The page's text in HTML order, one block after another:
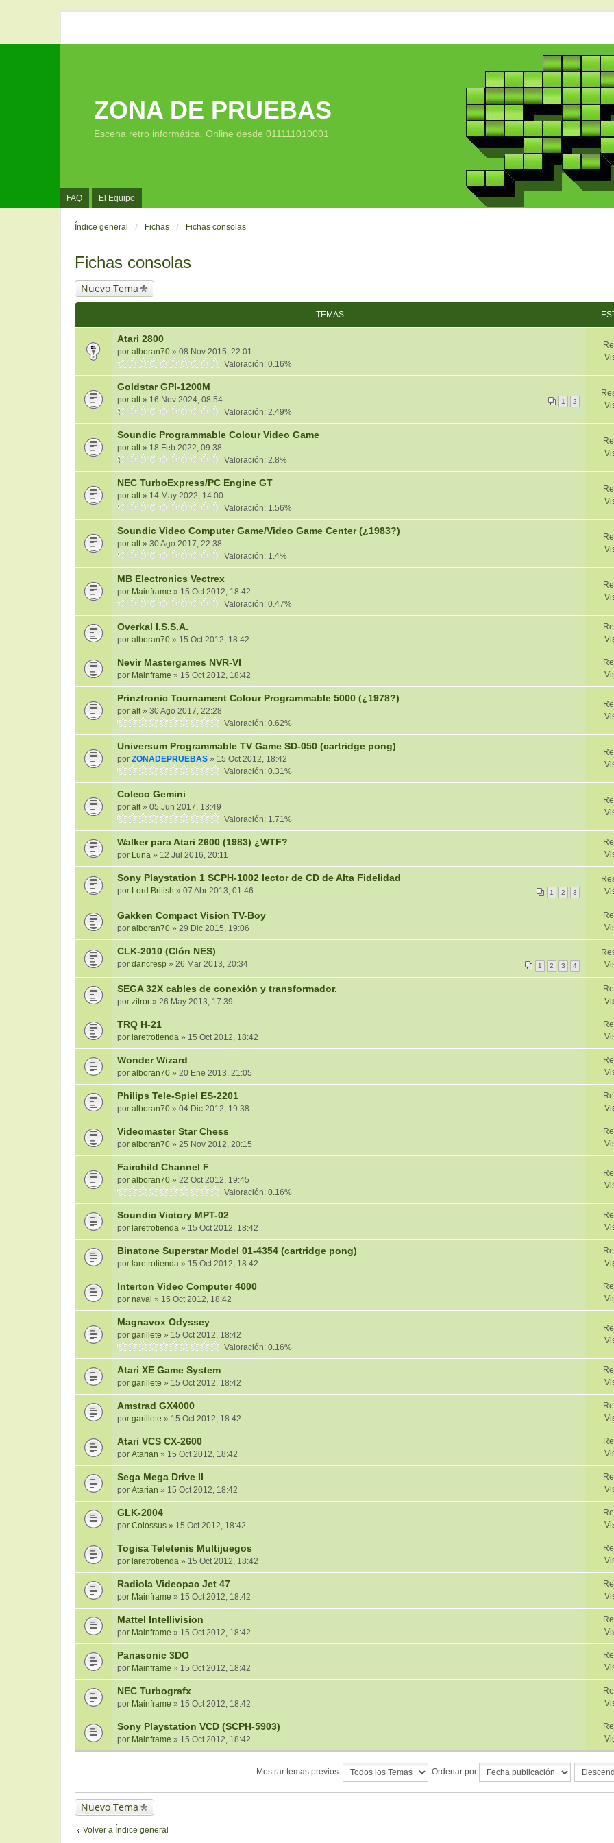
FAQ El Equipo
ZONA DE PRUEBAS
Escena retro informática. Online desde 011111010001
Índice general Fichas Fichas consolas
Fichas consolas
Nuevo Tema
TEMAS
Atari 2800
por alboran70 » 08 Nov 2015, 22:01
Valoración: 0.16%
Goldstar GPI-1200M
1 2
por alt» 16 Nov 2024, 08:54
Valoración: 2.49%
Soundic Programmable Colour Video Game
por alt» 18 Feb 2022, 09:38
Valoración: 2.8%
NEC TurboExpress/PC Engine GT
por alt» 14 May 2022, 14:00
Valoración: 1.56%
Soundic Video Computer Game/Video Game Center (¿1983?)
por alt» 30 Ago 2017, 22:38
Valoración: 1.4%
MB Electronics Vectrex
por Mainframe » 15 Oct 2012, 18:42
Valoración: 0.47%
Overkal I.S.S.A.
por alboran70 » 15 Oct 2012, 18:42
Nevir Mastergames NVR-VI
por Mainframe » 15 Oct 2012, 18:42
Prinztronic Tournament Colour Programmable 5000 (¿1978?)
por alt» 30 Ago 2017, 22:28
Valoración: 0.62%
Universum Programmable TV Game SD-050 (cartridge pong)
por ZONADEPRUEBAS » 15 Oct 2012, 18:42
Valoración: 0.31%
Coleco Gemini
por alt» 05 Jun 2017, 13:49
Valoración: 1.71%
Walker para Atari 2600 (1983) ¿WTF?
por Luna » 12 Jul 2016, 20:11
Sony Playstation 1 SCPH-1002 lector de CD de Alta Fidelidad
1 2 3
por Lord British » 07 Abr 2013, 01:46
Gakken Compact Vision TV-Boy
por alboran70 » 29 Dic 2015, 19:06
CLK-2010 (Clón NES)
1 2 3 4
por dancresp » 26 Mar 2013, 20:34
SEGA 32X cables de conexión y transformador.
por zitror » 26 May 2013, 17:39
TRQ H-21
por laretrotienda » 15 Oct 2012, 18:42
Wonder Wizard
por alboran70 » 20 Ene 2013, 21:05
Philips Tele-Spiel ES-2201
por alboran70 » 04 Dic 2012, 19:38
Videomaster Star Chess
por alboran70 » 25 Nov 2012, 20:15
Fairchild Channel F
por alboran70 » 22 Oct 2012, 19:45
Valoración: 0.16%
Soundic Victory MPT-02
por laretrotienda » 15 Oct 2012, 18:42
Binatone Superstar Model 01-4354 (cartridge pong)
por laretrotienda » 15 Oct 2012, 18:42
Interton Video Computer 4000
por naval » 15 Oct 2012, 18:42
Magnavox Odyssey
por garillete » 15 Oct 2012, 18:42
Valoración: 0.16%
Atari XE Game System
por garillete » 15 Oct 2012, 18:42
Amstrad GX4000
por garillete » 15 Oct 2012, 18:42
Atari VCS CX-2600
por Atarian » 15 Oct 2012, 18:42
Sega Mega Drive II
por Atarian » 15 Oct 2012, 18:42
GLK-2004
por Colossus » 15 Oct 2012, 18:42
Togisa Teletenis Multijuegos
por laretrotienda » 15 Oct 2012, 18:42
Radiola Videopac Jet 47
por Mainframe » 15 Oct 2012, 18:42
Mattel Intellivision
por Mainframe » 15 Oct 2012, 18:42
Panasonic 3DO
por Mainframe » 15 Oct 2012, 18:42
NEC Turbografx
por Mainframe » 15 Oct 2012, 18:42
Sony Playstation VCD (SCPH-5903)
por Mainframe » 15 Oct 2012, 18:42
Mostrar temas previos: Ordenar por
Nuevo Tema
Volver a Índice general